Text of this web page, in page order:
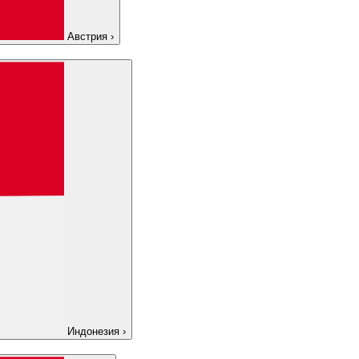
Австрия ›
Индонезия ›